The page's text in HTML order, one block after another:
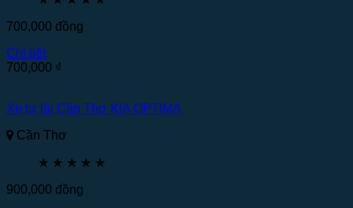
700,000 đồng
Chi tiết
700,000 ₫
Xe tự lái Cần Thơ KIA OPTIMA
Cần Thơ
★ ★ ★ ★ ★
900,000 đồng